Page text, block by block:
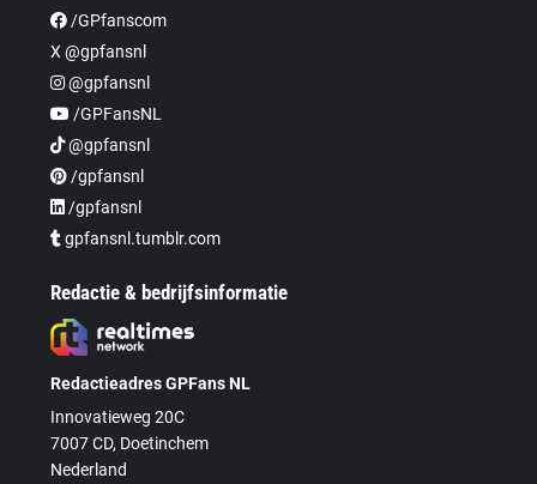
/GPfanscom
X @gpfansnl
@gpfansnl
/GPFansNL
@gpfansnl
/gpfansnl
/gpfansnl
gpfansnl.tumblr.com
Redactie & bedrijfsinformatie
Redactieadres GPFans NL
Innovatieweg 20C
7007 CD, Doetinchem
Nederland